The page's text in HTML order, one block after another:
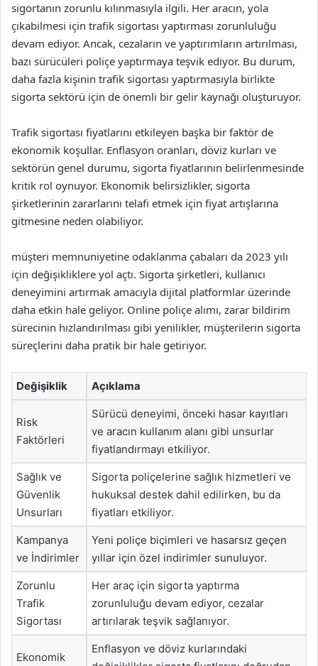
sigortanın zorunlu kılınmasıyla ilgili. Her aracın, yola
çıkabilmesi için trafik sigortası yaptırması zorunluluğu
devam ediyor. Ancak, cezaların ve yaptırımların artırılması,
bazı sürücüleri poliçe yaptırmaya teşvik ediyor. Bu durum,
daha fazla kişinin trafik sigortası yaptırmasıyla birlikte
sigorta sektörü için de önemli bir gelir kaynağı oluşturuyor.
Trafik sigortası fiyatlarını etkileyen başka bir faktör de
ekonomik koşullar. Enflasyon oranları, döviz kurları ve
sektörün genel durumu, sigorta fiyatlarının belirlenmesinde
kritik rol oynuyor. Ekonomik belirsizlikler, sigorta
şirketlerinin zararlarını telafi etmek için fiyat artışlarına
gitmesine neden olabiliyor.
müşteri memnuniyetine odaklanma çabaları da 2023 yılı
için değişikliklere yol açtı. Sigorta şirketleri, kullanıcı
deneyimini artırmak amacıyla dijital platformlar üzerinde
daha etkin hale geliyor. Online poliçe alımı, zarar bildirim
sürecinin hızlandırılması gibi yenilikler, müşterilerin sigorta
süreçlerini daha pratik bir hale getiriyor.
Değişiklik Açıklama
Risk
Faktörleri
Sürücü deneyimi, önceki hasar kayıtları
ve aracın kullanım alanı gibi unsurlar
fiyatlandırmayı etkiliyor.
Sağlık ve
Güvenlik
Unsurları
Sigorta poliçelerine sağlık hizmetleri ve
hukuksal destek dahil edilirken, bu da
fiyatları etkiliyor.
Kampanya
ve İndirimler
Yeni poliçe biçimleri ve hasarsız geçen
yıllar için özel indirimler sunuluyor.
Zorunlu
Trafik
Sigortası
Her araç için sigorta yaptırma
zorunluluğu devam ediyor, cezalar
artırılarak teşvik sağlanıyor.
Ekonomik
Enflasyon ve döviz kurlarındaki